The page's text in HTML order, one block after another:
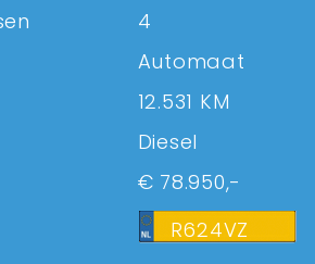
4
Automaat
12.531 KM
Diesel
€ 78.950,-
R624VZ